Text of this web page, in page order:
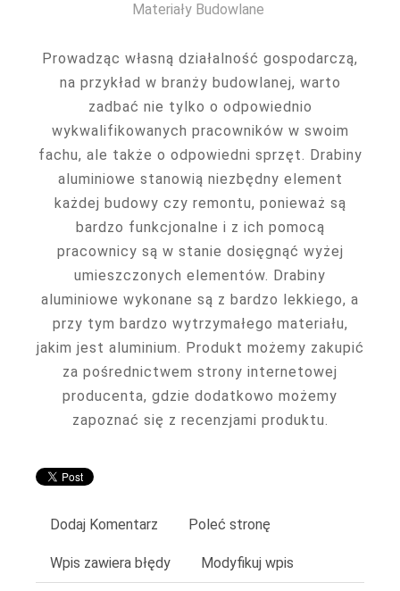
Materiały Budowlane
Prowadząc własną działalność gospodarczą,
na przykład w branży budowlanej, warto
zadbać nie tylko o odpowiednio
wykwalifikowanych pracowników w swoim
fachu, ale także o odpowiedni sprzęt. Drabiny
aluminiowe stanowią niezbędny element
każdej budowy czy remontu, ponieważ są
bardzo funkcjonalne i z ich pomocą
pracownicy są w stanie dosięgnąć wyżej
umieszczonych elementów. Drabiny
aluminiowe wykonane są z bardzo lekkiego, a
przy tym bardzo wytrzymałego materiału,
jakim jest aluminium. Produkt możemy zakupić
za pośrednictwem strony internetowej
producenta, gdzie dodatkowo możemy
zapoznać się z recenzjami produktu.
Dodaj Komentarz Poleć stronę
Wpis zawiera błędy Modyfikuj wpis